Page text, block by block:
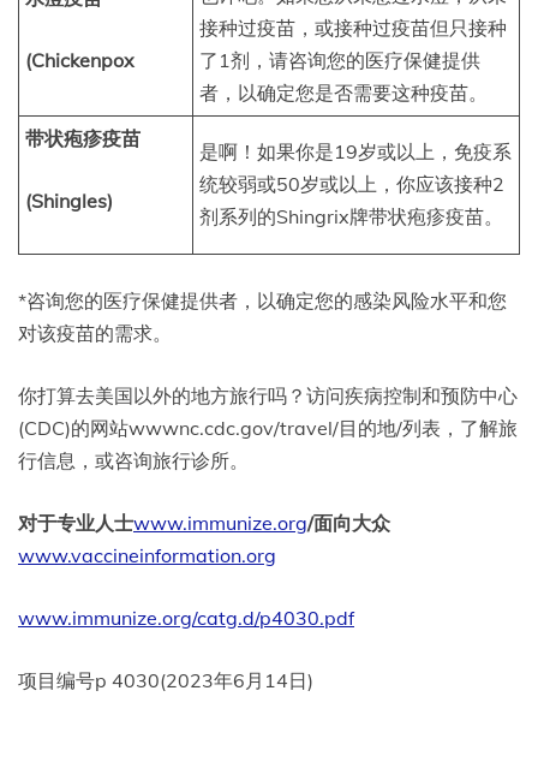
(Chickenpox
接种过疫苗，或接种过疫苗但只接种
了1剂，请咨询您的医疗保健提供
者，以确定您是否需要这种疫苗。
带状疱疹疫苗
(Shingles)
是啊！如果你是19岁或以上，免疫系
统较弱或50岁或以上，你应该接种2
剂系列的Shingrix牌带状疱疹疫苗。
*咨询您的医疗保健提供者，以确定您的感染风险水平和您
对该疫苗的需求。
你打算去美国以外的地方旅行吗？访问疾病控制和预防中心
(CDC)的网站wwwnc.cdc.gov/travel/目的地/列表，了解旅
行信息，或咨询旅行诊所。
对于专业人士www.immunize.org/面向大众
www.vaccineinformation.org
www.immunize.org/catg.d/p4030.pdf
项目编号p 4030(2023年6月14日)